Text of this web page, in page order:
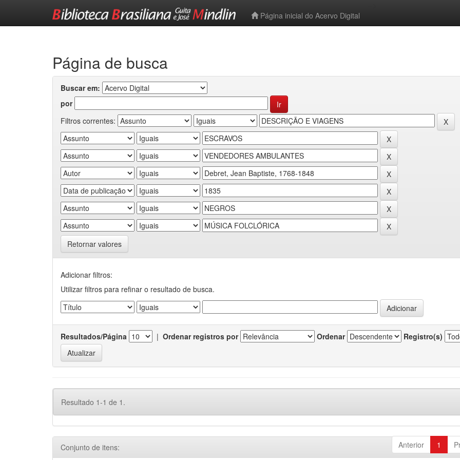
Página inicial do Acervo Digital
Página de busca
Buscar em:
por
Filtros correntes:
Retornar valores
Adicionar filtros:
Utilizar filtros para refinar o resultado de busca.
Resultados/Página | Ordenar registros por Ordenar Registro(s)
Resultado 1-1 de 1.
Anterior 1
Conjunto de itens: